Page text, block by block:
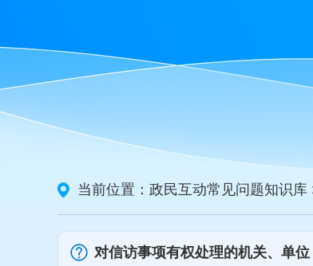
当前位置： 政民互动常见问题知识库
对信访事项有权处理的机关、单